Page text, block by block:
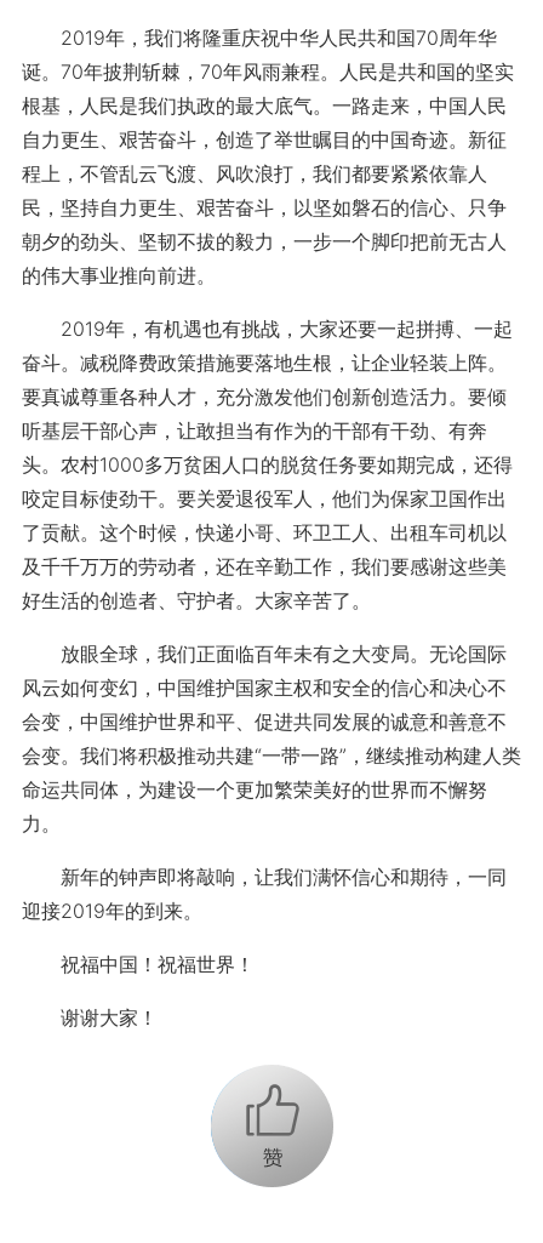
2019年，我们将隆重庆祝中华人民共和国70周年华
诞。70年披荆斩棘，70年风雨兼程。人民是共和国的坚实
根基，人民是我们执政的最大底气。一路走来，中国人民
自力更生、艰苦奋斗，创造了举世瞩目的中国奇迹。新征
程上，不管乱云飞渡、风吹浪打，我们都要紧紧依靠人
民，坚持自力更生、艰苦奋斗，以坚如磐石的信心、只争
朝夕的劲头、坚韧不拔的毅力，一步一个脚印把前无古人
的伟大事业推向前进。
2019年，有机遇也有挑战，大家还要一起拼搏、一起
奋斗。减税降费政策措施要落地生根，让企业轻装上阵。
要真诚尊重各种人才，充分激发他们创新创造活力。要倾
听基层干部心声，让敢担当有作为的干部有干劲、有奔
头。农村1000多万贫困人口的脱贫任务要如期完成，还得
咬定目标使劲干。要关爱退役军人，他们为保家卫国作出
了贡献。这个时候，快递小哥、环卫工人、出租车司机以
及千千万万的劳动者，还在辛勤工作，我们要感谢这些美
好生活的创造者、守护者。大家辛苦了。
放眼全球，我们正面临百年未有之大变局。无论国际
风云如何变幻，中国维护国家主权和安全的信心和决心不
会变，中国维护世界和平、促进共同发展的诚意和善意不
会变。我们将积极推动共建“一带一路”，继续推动构建人类
命运共同体，为建设一个更加繁荣美好的世界而不懈努
力。
新年的钟声即将敲响，让我们满怀信心和期待，一同
迎接2019年的到来。
祝福中国！祝福世界！
谢谢大家！
+1